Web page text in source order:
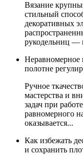
Вязание
стильный
декоративных
рукодельниц —
Неравномерное
полотне
Ручное
мастерства и
задач при
равномерного
оказывается...
Как избежать
и сохранить